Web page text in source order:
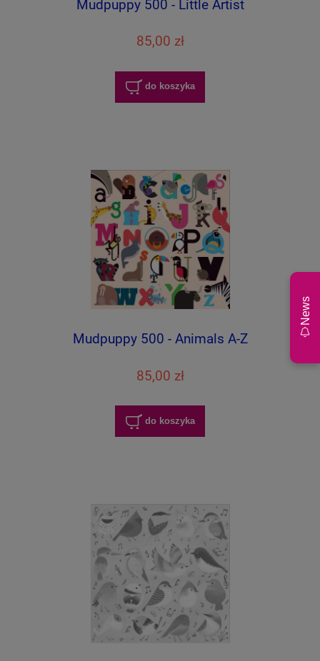
Mudpuppy 500 - Little Artist
85,00 zł
do koszyka
Mudpuppy 500 - Animals A-Z
85,00 zł
do koszyka
News